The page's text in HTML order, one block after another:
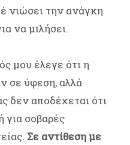
νιώσει την ανάγκη
να μιλήσει.
μου έλεγε ότι η
σε ύφεση, αλλά
δεν αποδέχεται ότι
για σοβαρές
Σε αντίθεση με